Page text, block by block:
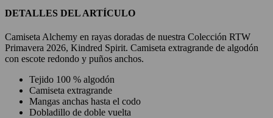
DETALLES DEL ARTÍCULO
Camiseta Alchemy en rayas doradas de nuestra Colección RTW
Primavera 2026, Kindred Spirit. Camiseta extragrande de algodón
con escote redondo y puños anchos.
Tejido 100 % algodón
Camiseta extragrande
Mangas anchas hasta el codo
Dobladillo de doble vuelta